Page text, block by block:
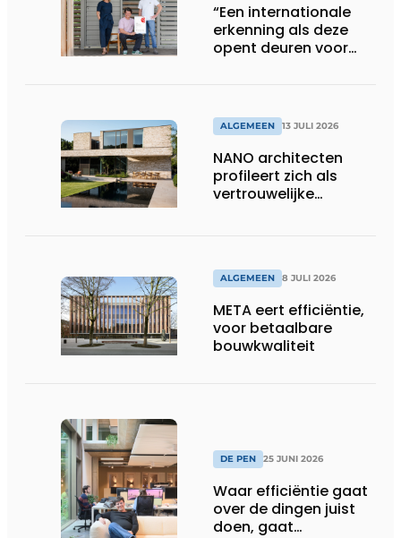
“Een internationale
erkenning als deze
opent deuren voor
ALGEMEEN 13 JULI 2026
NANO architecten
profileert zich als
vertrouwelijke
ALGEMEEN 8 JULI 2026
META eert efficiëntie,
voor betaalbare
bouwkwaliteit
DE PEN 25 JUNI 2026
Waar efficiëntie gaat
over de dingen juist
doen, gaat